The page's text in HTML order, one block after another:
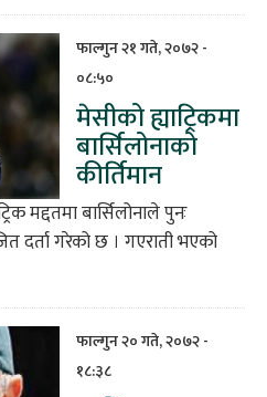
फाल्गुन २१ गते, २०७२ -
०८:५०
मेसीको ह्याट्रिकमा
बार्सिलोनाको
कीर्तिमान
मद्दतमा बार्सिलोनाले पुनः
दर्ता गरेको छ । गएराती भएको
फाल्गुन २० गते, २०७२ -
१८:३८